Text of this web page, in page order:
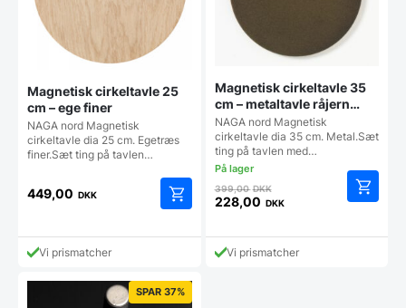
Magnetisk cirkeltavle 25
cm – ege finer
NAGA nord Magnetisk
cirkeltavle dia 25 cm. Egetræs
finer.Sæt ting på tavlen…
449,00 DKK
Vi prismatcher
Magnetisk cirkeltavle 35
cm – metaltavle råjern
look
NAGA nord Magnetisk
cirkeltavle dia 35 cm. Metal.Sæt
ting på tavlen med…
399,00DKKDen
oprindelige
var:
399,00 DKK.
228,00 DKK
aktuelle
prisVi prismatcher
SPAR 37%